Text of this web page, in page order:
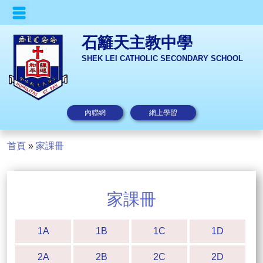
石籬天主教中學
SHEK LEI CATHOLIC SECONDARY SCHOOL
內聯網 網上學習
首頁 » 家課冊
家課冊
1A 1B 1C 1D
2A 2B 2C 2D